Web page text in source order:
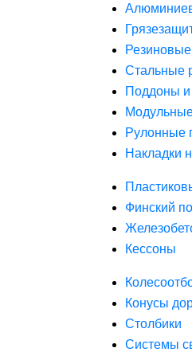
Стальные
Поддоны и
Рулонные
Накладки
Финский
Кессоны
Конусы
Столбики
Системы